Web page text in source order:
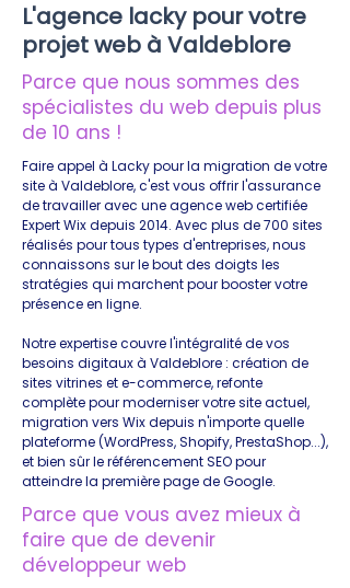
L'agence lacky pour votre
projet web à Valdeblore
Parce que nous sommes des
spécialistes du web depuis plus
de 10 ans !
Faire appel à Lacky pour la migration de votre
site à Valdeblore, c'est vous offrir l'assurance
de travailler avec une agence web certifiée
Expert Wix depuis 2014. Avec plus de 700 sites
réalisés pour tous types d'entreprises, nous
connaissons sur le bout des doigts les
stratégies qui marchent pour booster votre
présence en ligne.
Notre expertise couvre l'intégralité de vos
besoins digitaux à Valdeblore : création de
sites vitrines et e-commerce, refonte
complète pour moderniser votre site actuel,
migration vers Wix depuis n'importe quelle
plateforme (WordPress, Shopify, PrestaShop...),
et bien sûr le référencement SEO pour
atteindre la première page de Google.
Parce que vous avez mieux à
faire que de devenir
développeur web